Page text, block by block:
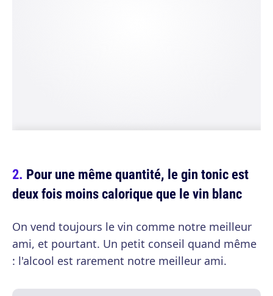
Pour une même quantité, le gin tonic est
deux fois moins calorique que le vin blanc
On vend toujours le vin comme notre meilleur
ami, et pourtant. Un petit conseil quand même
: l'alcool est rarement notre meilleur ami.